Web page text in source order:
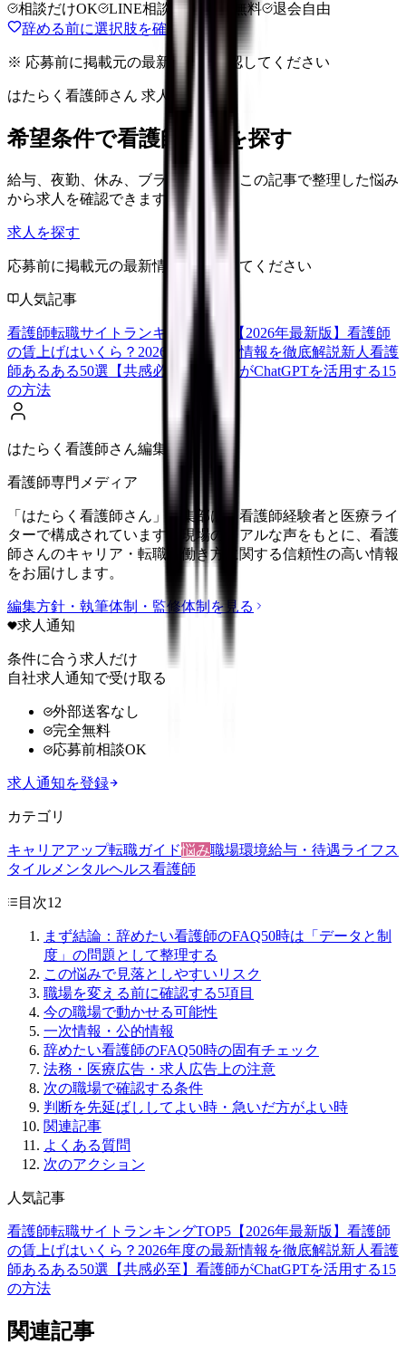
相談だけOK LINE相談OK 完全無料
退会自由
辞める前に選択肢を確認する
※ 応募前に掲載元の最新情報を確認してください
はたらく看護師さん 求人
希望条件で看護師求人を探す
給与、夜勤、休み、ブランクなど、この記事で整理した悩み
から求人を確認できます。
求人を探す
応募前に掲載元の最新情報を確認してください
人気記事
看護師転職サイトランキングTOP5【2026年最新版】 看護師
の賃上げはいくら？2026年度の最新情報を徹底解説新人看護
師あるある50選【共感必至】
看護師がChatGPTを活用する15
の方法
はたらく看護師さん編集部
看護師専門メディア
「はたらく看護師さん」編集部は、看護師経験者と医療ライ
ターで構成されています。現場のリアルな声をもとに、看護
師さんのキャリア・転職・働き方に関する信頼性の高い情報
をお届けします。
編集方針・執筆体制・監修体制を見る
求人通知
条件に合う求人だけ
自社求人通知で受け取る
外部送客なし
完全無料
応募前相談OK
求人通知を登録
カテゴリ
キャリアアップ転職ガイド悩み職場環境給与・待遇ライフス
タイル メンタルヘルス看護師
目次12
まず結論：辞めたい看護師のFAQ50時は「データと制
度」の問題として整理する
この悩みで見落としやすいリスク
職場を変える前に確認する5項目
今の職場で動かせる可能性
一次情報・公的情報
辞めたい看護師のFAQ50時の固有チェック
法務・医療広告・求人広告上の注意
次の職場で確認する条件
判断を先延ばししてよい時・急いだ方がよい時
関連記事
よくある質問
次のアクション
人気記事
看護師転職サイトランキングTOP5【2026年最新版】 看護師
の賃上げはいくら？2026年度の最新情報を徹底解説新人看護
師あるある50選【共感必至】 看護師がChatGPTを活用する15
の方法
関連記事